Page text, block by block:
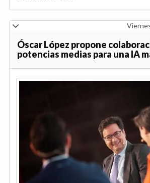
Óscar López propone
potencias medias para una IA